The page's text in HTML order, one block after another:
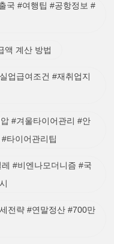
국 #여행팁 #공항정보 #
액 계산 방법
업급여조건 #재취업지
#겨울타이어관리 #안
타이어관리팁
#비엔나모더니즘 #국
전략 #연말정산 #700만